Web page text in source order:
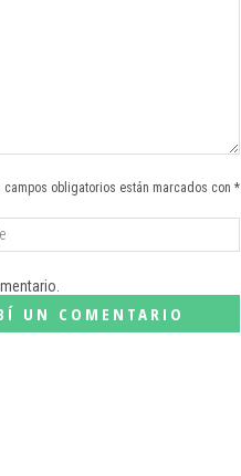
obligatorios están marcados con *